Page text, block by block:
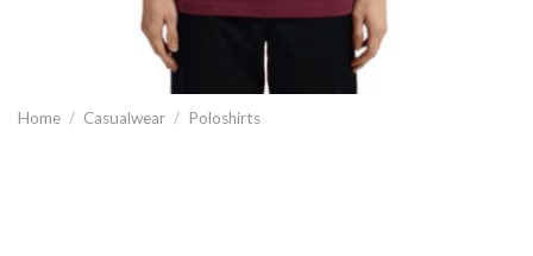
Home / Casualwear / Poloshirts